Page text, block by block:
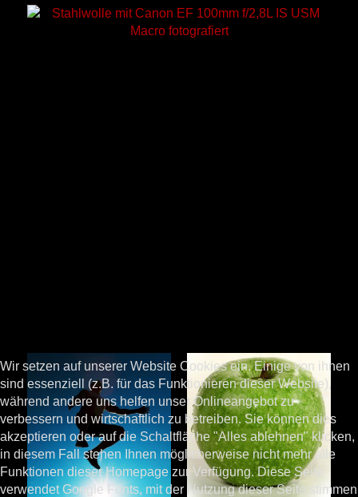
Wir setzen auf unserer Website Cookies ein. Einige von ihnen
sind essenziell (z.B. für das Funktionieren dieser Website),
während andere uns helfen unser Onlineangebot zu
verbessern und wirtschaftlich zu betreiben. Sie können dies
akzeptieren oder auf die Schaltfläche "Alles ablehnen" klicken,
in diesem Fall stehen Ihnen möglicherweise nicht mehr alle
Funktionen dieser Homepage zur Verfügung. Diese Seite
verwendet Google Fonts, mit der Nutzung dieser Seite stimmen